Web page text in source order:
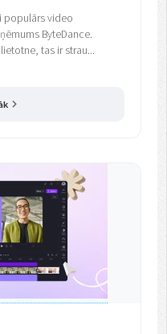
populārs video
ByteDance.
tas ir strau...